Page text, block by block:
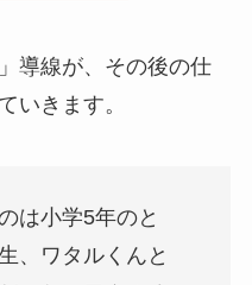
導線が、その後の仕
いきます。
は小学5年のと
、ワタルくんと